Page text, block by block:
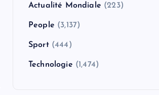
Actualité Mondiale (223)
People (3,137)
Sport(444)
Technologie (1,474)